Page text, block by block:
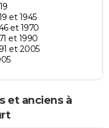
et 1945
et 1970
et 1990
et 2005
et anciens à